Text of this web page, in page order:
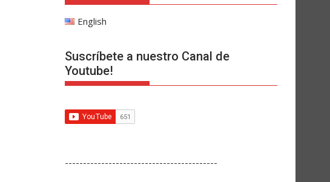
English
Suscríbete a nuestro Canal de
Youtube!
------------------------------------------